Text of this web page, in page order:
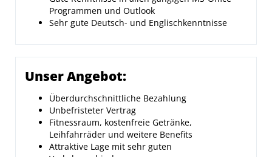
Programmen und Outlook
Sehr gute Deutsch- und Englischkenntnisse
Unser Angebot:
Überdurchschnittliche Bezahlung
Unbefristeter Vertrag
Fitnessraum, kostenfreie Getränke,
Leihfahrräder und weitere Benefits
Attraktive Lage mit sehr guten